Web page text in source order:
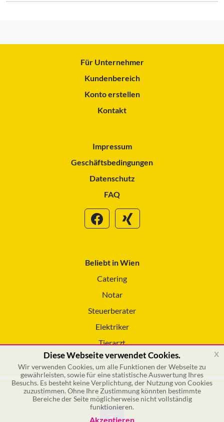
Für Unternehmer
Kundenbereich
Konto erstellen
Kontakt
Impressum
Geschäftsbedingungen
Datenschutz
FAQ
Beliebt in Wien
Catering
Notar
Steuerberater
Elektriker
Tierarzt
Reinigungsservice
© 2026 GSOL – Online Marketing GmbH
Diese Webseite verwendet Cookies.
Wir verwenden Cookies, um alle Funktionen der Webseite zu
gewährleisten, sowie für eine statistische Auswertung Ihres
Besuchs. Es besteht keine Verplichtung, der Nutzung von Cookies
zuzustimmen. Ohne Ihre Zustimmung könnten bestimmte
Bereiche der Seite möglicherweise nicht vollständig
funktionieren.
Akzeptieren
x